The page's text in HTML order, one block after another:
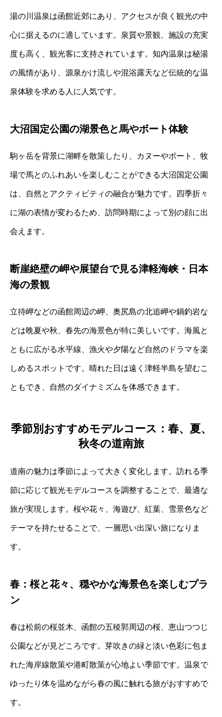
湯の川温泉は函館近郊にあり、アクセスが良く観光の中
心に据えるのに適しています。泉質や景観、施設の充実
度も高く、観光客に支持されています。知内温泉は秘湯
の風情があり、源泉かけ流しや混浴露天など伝統的な温
泉体験を求める人に人気です。
大沼国定公園の湖景色と馬やボート体験
駒ヶ岳を背景に湖畔を散策したり、カヌーやボート、牧
場で馬とのふれあいを楽しむことができる大沼国定公園
は、自然とアクティビティの融合が魅力です。四季折々
に湖の表情が変わるため、訪問時期によって別の顔に出
会えます。
断崖絶壁の岬や展望台で見る津軽海峡・日本
海の景観
立待岬などの函館周辺の岬、奥尻島の北追岬や鍋釣岩な
どは晩夏や秋、春先の海景色が特に美しいです。海風と
ともに広がる水平線、漁火や夕陽など自然のドラマを楽
しめるスポットです。晴れた日は遠く津軽半島を望むこ
ともでき、自然のダイナミズムを体感できます。
季節別おすすめモデルコース：春、夏、
秋冬の道南旅
道南の魅力は季節によって大きく変化します。訪れる季
節に応じて観光モデルコースを調整することで、最適な
旅が実現します。桜や花々、海遊び、紅葉、雪景色など
テーマを持たせることで、一層思い出深い旅になりま
す。
春：桜と花々、穏やかな海景色を楽しむプラ
ン
春は松前の桜並木、函館の五稜郭周辺の桜、恵山つつじ
公園などが見どころです。芽吹きの緑と淡い色彩に包ま
れた海岸線散策や港町散策が心地よい季節です。温泉で
ゆったり体を温めながら春の風に触れる旅がおすすめで
す。